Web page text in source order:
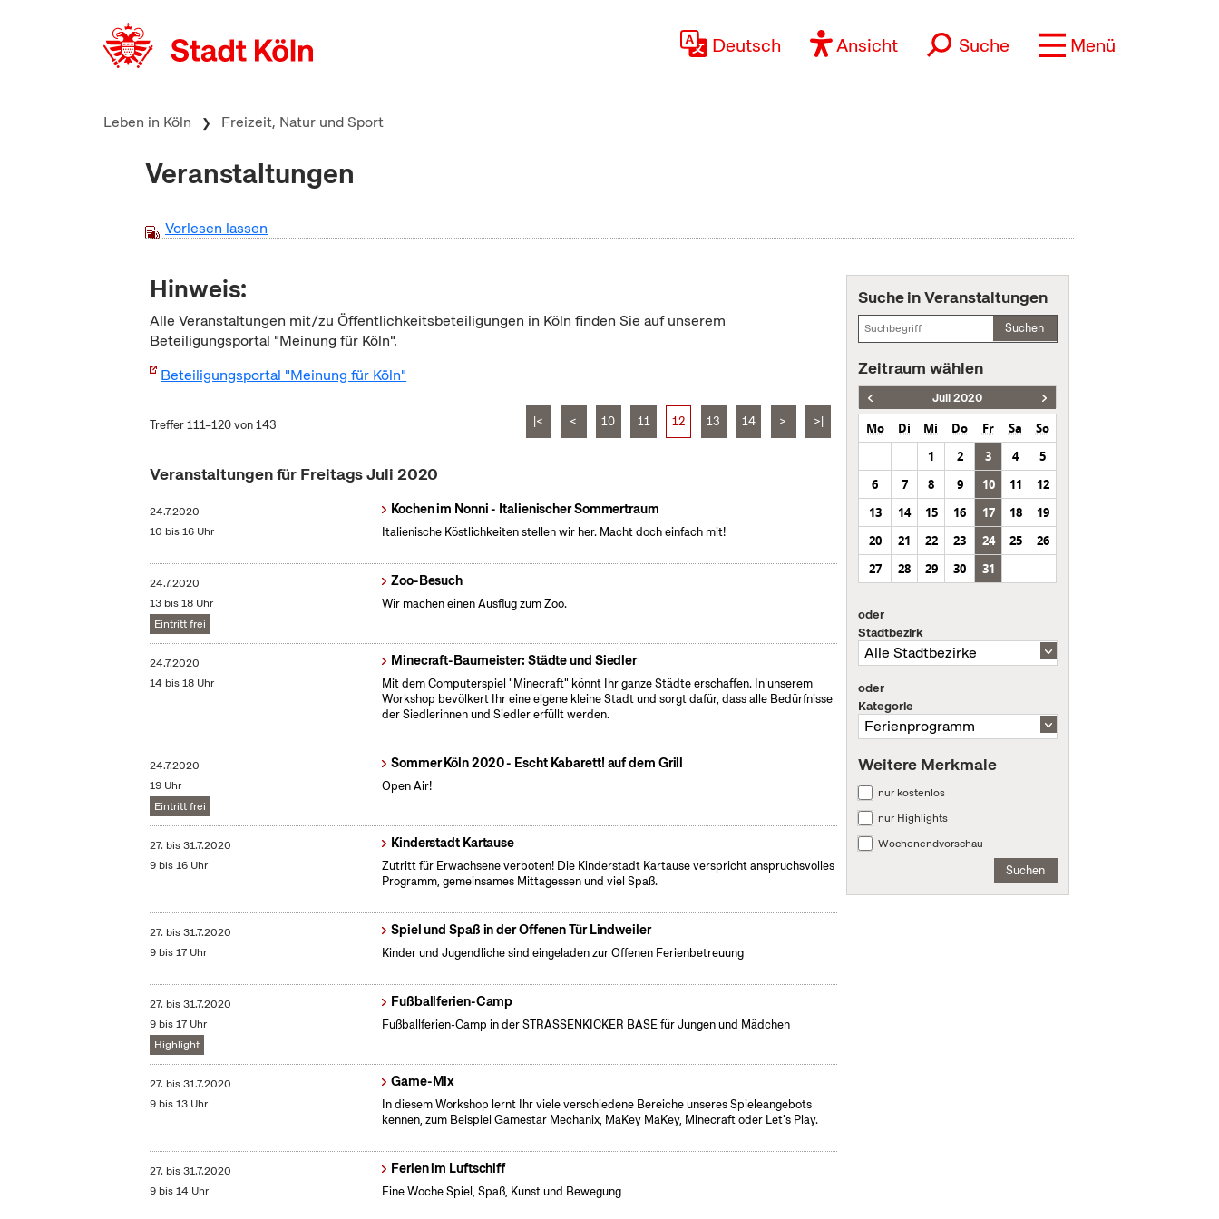
Deutsch Ansicht Suche Menü
Leben in Köln Freizeit, Natur und Sport
Veranstaltungen
Vorlesen lassen
Hinweis:
Alle Veranstaltungen mit/zu Öffentlichkeitsbeteiligungen in Köln finden Sie auf unserem
Beteiligungsportal "Meinung für Köln".
Beteiligungsportal "Meinung für Köln"
Treffer 111–120 von 143 |< < 10 11 12 13 14 > >|
Veranstaltungen für Freitags Juli 2020
24.7.2020
10 bis 16 Uhr
Kochen im Nonni - Italienischer Sommertraum
Italienische Köstlichkeiten stellen wir her. Macht doch einfach mit!
24.7.2020
13 bis 18 Uhr
Eintritt frei
Zoo-Besuch
Wir machen einen Ausflug zum Zoo.
24.7.2020
14 bis 18 Uhr
Minecraft-Baumeister: Städte und Siedler
Mit dem Computerspiel "Minecraft" könnt Ihr ganze Städte erschaffen. In unserem
Workshop bevölkert Ihr eine eigene kleine Stadt und sorgt dafür, dass alle Bedürfnisse
der Siedlerinnen und Siedler erfüllt werden.
24.7.2020
19 Uhr
Eintritt frei
Sommer Köln 2020 - Escht Kabarett! auf dem Grill
Open Air!
27. bis31.7.2020
9 bis 16 Uhr
Kinderstadt Kartause
Zutritt für Erwachsene verboten! Die Kinderstadt Kartause verspricht anspruchsvolles
Programm, gemeinsames Mittagessen und viel Spaß.
27. bis31.7.2020
9 bis 17 Uhr
Spiel und Spaß in der Offenen Tür Lindweiler
Kinder und Jugendliche sind eingeladen zur Offenen Ferienbetreuung
27. bis31.7.2020
9 bis 17 Uhr
Highlight
Fußballferien-Camp
Fußballferien-Camp in der STRASSENKICKER BASE für Jungen und Mädchen
27. bis31.7.2020
9 bis 13 Uhr
Game-Mix
In diesem Workshop lernt Ihr viele verschiedene Bereiche unseres Spieleangebots
kennen, zum Beispiel Gamestar Mechanix, MaKey MaKey, Minecraft oder Let's Play.
27. bis31.7.2020
9 bis 14 Uhr
Ferien im Luftschiff
Eine Woche Spiel, Spaß, Kunst und Bewegung
Suche in Veranstaltungen
Suchen
Zeitraum wählen
Juli 2020
Mo Di Mi Do Fr Sa
So
1
2 3 4
5
6
7 8 9 10 11
12
13
14 15 16 17 18
19
20
21 22 23 24 25
26
27
28 29 30 31
oder
Stadtbezirk
oder
Kategorie
Weitere Merkmale
nur kostenlos
nur Highlights
Wochenendvorschau
Suchen